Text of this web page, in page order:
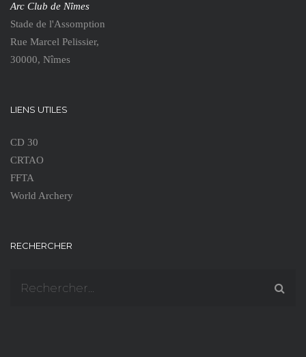
Arc Club de Nîmes
Stade de l'Assomption
Rue Marcel Pelissier,
30000, Nîmes
LIENS UTILES
CD 30
CRTAO
FFTA
World Archery
RECHERCHER